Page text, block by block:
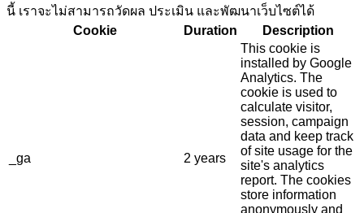
นี้ เราจะไม่สามารถวัดผล ประเมิน และพัฒนาเว็บไซต์ได้
Cookie
Duration Description
_ga 2 years
This cookie is
installed by Google
Analytics. The
cookie is used to
calculate visitor,
session, campaign
data and keep track
of site usage for the
site's analytics
report. The cookies
store information
anonymously and